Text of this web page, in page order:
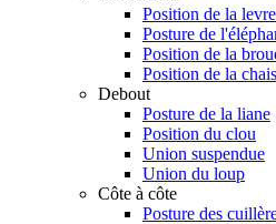
Position de la
Posture de
Position de la
Position de la
Debout
Posture de la liane
Position du clou
Union suspendue
Union du loup
Côte à côte
Posture des